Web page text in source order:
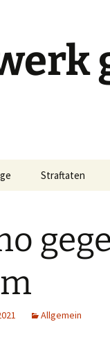
Straftaten
Allgemein